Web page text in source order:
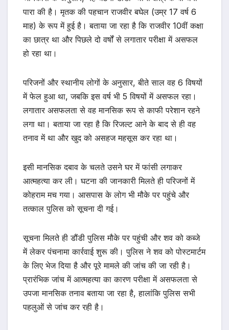
पारा की है। मृतक की पहचान राजवीर बघेल (उम्र 17 वर्ष 6
माह) के रूप में हुई है। बताया जा रहा है कि राजवीर 10वीं कक्षा
का छात्र था और पिछले दो वर्षों से लगातार परीक्षा में असफल
हो रहा था।
परिजनों और स्थानीय लोगों के अनुसार, बीते साल वह 6 विषयों
में फेल हुआ था, जबकि इस वर्ष भी 5 विषयों में असफल रहा।
लगातार असफलता से वह मानसिक रूप से काफी परेशान रहने
लगा था। बताया जा रहा है कि रिजल्ट आने के बाद से ही वह
तनाव में था और खुद को असहज महसूस कर रहा था।
इसी मानसिक दबाव के चलते उसने घर में फांसी लगाकर
आत्महत्या कर ली। घटना की जानकारी मिलते ही परिजनों में
कोहराम मच गया। आसपास के लोग भी मौके पर पहुंचे और
तत्काल पुलिस को सूचना दी गई।
सूचना मिलते ही डौंडी पुलिस मौके पर पहुंची और शव को कब्जे
में लेकर पंचनामा कार्रवाई शुरू की। पुलिस ने शव को पोस्टमार्टम
के लिए भेज दिया है और पूरे मामले की जांच की जा रही है।
प्रारंभिक जांच में आत्महत्या का कारण परीक्षा में असफलता से
उपजा मानसिक तनाव बताया जा रहा है, हालांकि पुलिस सभी
पहलुओं से जांच कर रही है।